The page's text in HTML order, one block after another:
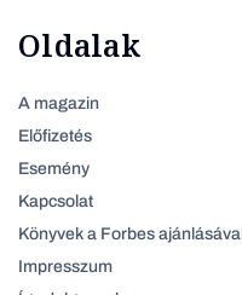
Oldalak
A magazin
Előfizetés
Esemény
Kapcsolat
Könyvek a Forbes ajánlásával
Impresszum